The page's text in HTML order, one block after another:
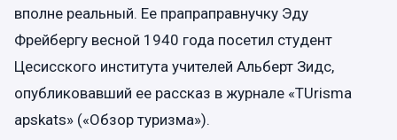
вполне реальный. Ее прапраправнучку Эду
Фрейбергу весной 1940 года посетил студент
Цесисского института учителей Альберт Зидс,
опубликовавший ее рассказ в журнале «TUrisma
apskats» («Обзор туризма»).